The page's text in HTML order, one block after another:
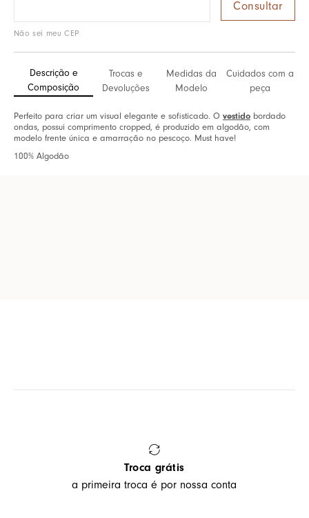
Não sei meu CEP
Descrição e
Composição
Trocas e
Devoluções
Medidas da
Modelo
Cuidados com a
peça
Perfeito para criar um visual elegante e sofisticado. O vestido bordado
ondas, possui comprimento cropped, é produzido em algodão, com
modelo frente única e amarração no pescoço. Must have!
100% Algodão
Troca grátis
a primeira troca é por nossa conta